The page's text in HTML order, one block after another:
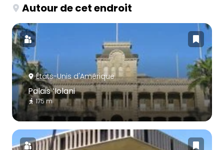
Autour de cet endroit
États-Unis d'Amérique
Palais ʻIolani
175 m